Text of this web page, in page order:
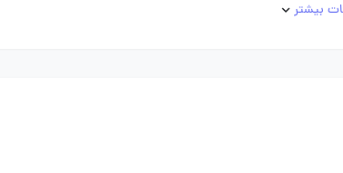
بیشتر